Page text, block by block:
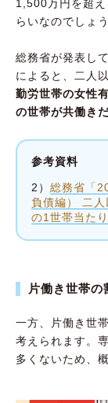
1,500万円を超え
らいなのでしょ
総務省が発表し
によると、二人
勤労世帯の女性
の世帯が共働き
参考資料
2） 総務省「
負債編） 二
の1世帯当たり
片働き世帯の
一方、片働き世
考えられます。
多くないため、